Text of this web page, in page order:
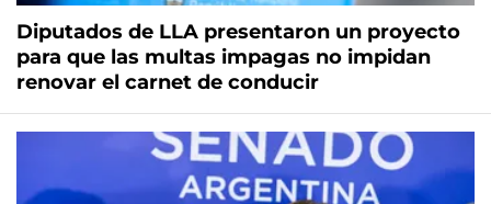
Diputados de LLA presentaron un proyecto
para que las multas impagas no impidan
renovar el carnet de conducir